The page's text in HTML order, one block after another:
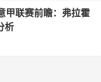
甲联赛前瞻：弗拉霍
析